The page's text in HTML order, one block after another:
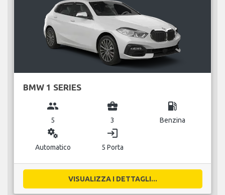
BMW 1 SERIES
group
5
business_center
3
local_gas_station
Benzina
miscellaneous_services
Automatico
login
5 Porta
VISUALIZZA I DETTAGLI...